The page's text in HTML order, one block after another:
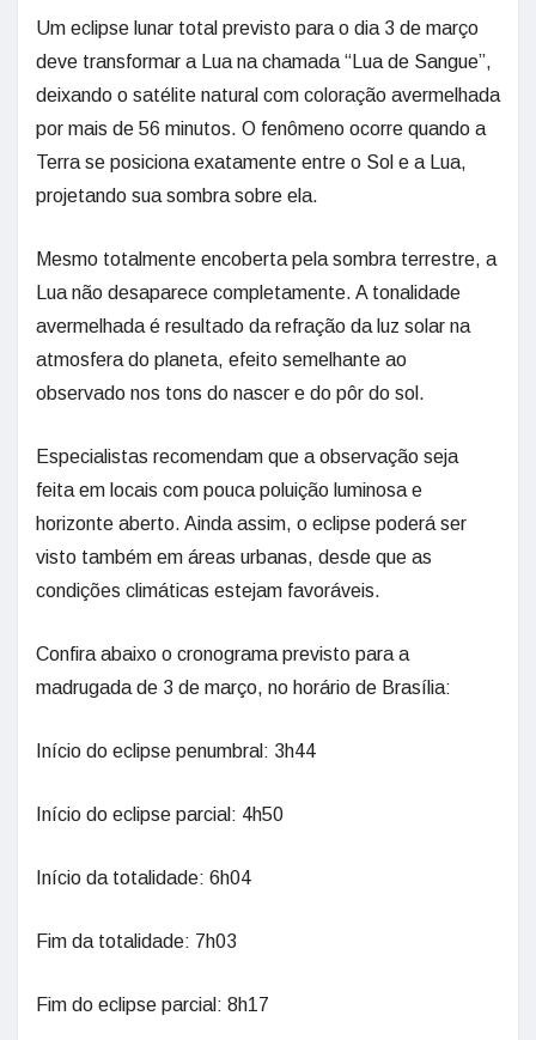
Um eclipse lunar total previsto para o dia 3 de março
deve transformar a Lua na chamada “Lua de Sangue”,
deixando o satélite natural com coloração avermelhada
por mais de 56 minutos. O fenômeno ocorre quando a
Terra se posiciona exatamente entre o Sol e a Lua,
projetando sua sombra sobre ela.
Mesmo totalmente encoberta pela sombra terrestre, a
Lua não desaparece completamente. A tonalidade
avermelhada é resultado da refração da luz solar na
atmosfera do planeta, efeito semelhante ao
observado nos tons do nascer e do pôr do sol.
Especialistas recomendam que a observação seja
feita em locais com pouca poluição luminosa e
horizonte aberto. Ainda assim, o eclipse poderá ser
visto também em áreas urbanas, desde que as
condições climáticas estejam favoráveis.
Confira abaixo o cronograma previsto para a
madrugada de 3 de março, no horário de Brasília:
Início do eclipse penumbral: 3h44
Início do eclipse parcial: 4h50
Início da totalidade: 6h04
Fim da totalidade: 7h03
Fim do eclipse parcial: 8h17